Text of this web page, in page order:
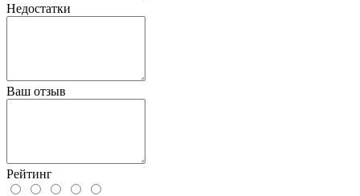
Недостатки
Ваш отзыв
Рейтинг